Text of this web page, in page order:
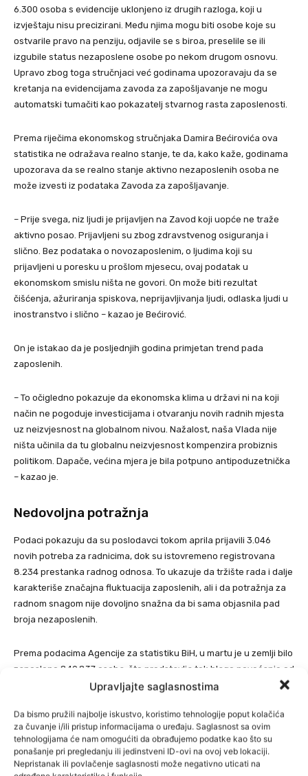
Upravljajte saglasnostima
Da bismo pružili najbolje iskustvo, koristimo tehnologije poput kolačića
za čuvanje i/ili pristup informacijama o uređaju. Saglasnost sa ovim
tehnologijama će nam omogućiti da obrađujemo podatke kao što su
ponašanje pri pregledanju ili jedinstveni ID-ovi na ovoj veb lokaciji.
Nepristanak ili povlačenje saglasnosti može negativno uticati na
6.300 osoba s evidencije uklonjeno iz drugih razloga, koji u
izvještaju nisu precizirani. Među njima mogu biti osobe koje su
ostvarile pravo na penziju, odjavile se s biroa, preselile se ili
izgubile status nezaposlene osobe po nekom drugom osnovu.
Upravo zbog toga stručnjaci već godinama upozoravaju da se
kretanja na evidencijama zavoda za zapošljavanje ne mogu
automatski tumačiti kao pokazatelj stvarnog rasta zaposlenosti.
Prema riječima ekonomskog stručnjaka Damira Bećirovića ova
statistika ne odražava realno stanje, te da, kako kaže, godinama
upozorava da se realno stanje aktivno nezaposlenih osoba ne
može izvesti iz podataka Zavoda za zapošljavanje.
– Prije svega, niz ljudi je prijavljen na Zavod koji uopće ne traže
aktivno posao. Prijavljeni su zbog zdravstvenog osiguranja i
slično. Bez podataka o novozaposlenim, o ljudima koji su
prijavljeni u poresku u prošlom mjesecu, ovaj podatak u
ekonomskom smislu ništa ne govori. On može biti rezultat
čišćenja, ažuriranja spiskova, neprijavljivanja ljudi, odlaska ljudi u
inostranstvo i slično – kazao je Bećirović.
On je istakao da je posljednjih godina primjetan trend pada
zaposlenih.
– To očigledno pokazuje da ekonomska klima u državi ni na koji
način ne pogoduje investicijama i otvaranju novih radnih mjesta
uz neizvjesnost na globalnom nivou. Nažalost, naša Vlada nije
ništa učinila da tu globalnu neizvjesnost kompenzira probiznis
politikom. Dapače, većina mjera je bila potpuno antipoduzetnička
– kazao je.
Nedovoljna potražnja
Podaci pokazuju da su poslodavci tokom aprila prijavili 3.046
novih potreba za radnicima, dok su istovremeno registrovana
8.234 prestanka radnog odnosa. To ukazuje da tržište rada i dalje
karakteriše značajna fluktuacija zaposlenih, ali i da potražnja za
radnom snagom nije dovoljno snažna da bi sama objasnila pad
broja nezaposlenih.
Prema podacima Agencije za statistiku BiH, u martu je u zemlji bilo
zaposleno 849.837 osoba, što predstavlja tek blago povećanje od
0,1 posto u odnosu na prethodni mjesec.
Iako statistika potvrđuje nastavak smanjenja broja nezaposlenih
osoba, ostaje otvoreno pitanje koliko je taj trend rezultat
stvarnog zapošljavanja, a koliko posljedica drugih razloga zbog
kojih građani napuštaju evidencije službi za zapošljavanje.